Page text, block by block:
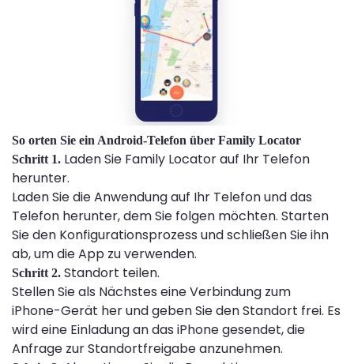
So orten Sie ein Android-Telefon über Family Locator
Schritt 1. Laden Sie Family Locator auf Ihr Telefon
herunter.
Laden Sie die Anwendung auf Ihr Telefon und das
Telefon herunter, dem Sie folgen möchten. Starten
Sie den Konfigurationsprozess und schließen Sie ihn
ab, um die App zu verwenden.
Schritt 2. Standort teilen.
Stellen Sie als Nächstes eine Verbindung zum
iPhone-Gerät her und geben Sie den Standort frei. Es
wird eine Einladung an das iPhone gesendet, die
Anfrage zur Standortfreigabe anzunehmen.